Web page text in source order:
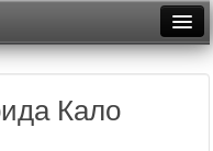
Кало